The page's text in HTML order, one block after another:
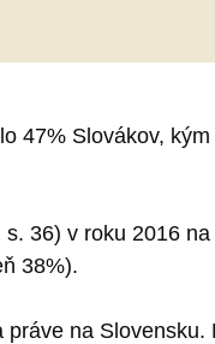
47% Slovákov,
s. 36) v roku 2016
38%).
na